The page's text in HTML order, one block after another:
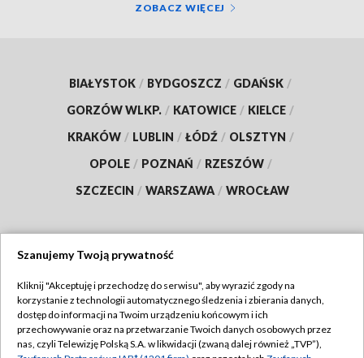
ZOBACZ WIĘCEJ
BIAŁYSTOK / BYDGOSZCZ / GDAŃSK /
GORZÓW WLKP. / KATOWICE / KIELCE /
KRAKÓW / LUBLIN / ŁÓDŹ / OLSZTYN /
OPOLE / POZNAŃ / RZESZÓW /
SZCZECIN / WARSZAWA / WROCŁAW
TVP
Abonament TVP
Regulamin TVP
Szanujemy Twoją prywatność
Kliknij "Akceptuję i przechodzę do serwisu", aby wyrazić zgody na
korzystanie z technologii automatycznego śledzenia i zbierania danych,
dostęp do informacji na Twoim urządzeniu końcowym i ich
przechowywanie oraz na przetwarzanie Twoich danych osobowych przez
nas, czyli Telewizję Polską S.A. w likwidacji (zwaną dalej również „TVP”),